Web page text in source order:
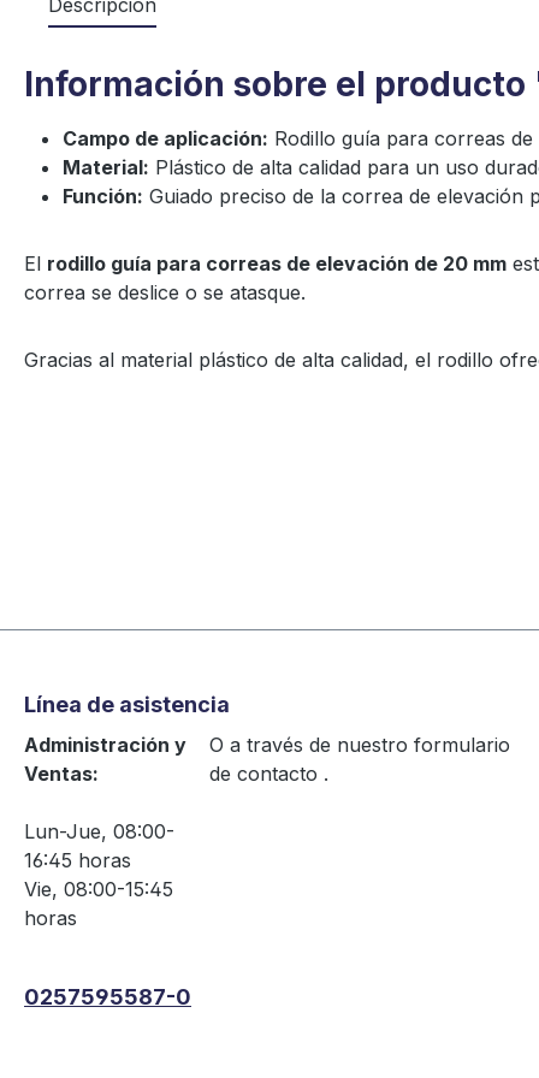
Descripción
Información sobre el
Campo de aplicación: Rodillo guía para correas
Material: Plástico de alta calidad para un uso
Función: Guiado preciso de la correa de elevación
El rodillo guía para correas de elevación de 20 mm
correa se deslice o se atasque.
Gracias al material plástico de alta calidad, el rodillo
Línea de asistencia
Administración y
Ventas:
Lun-Jue, 08:00-
16:45 horas
Vie, 08:00-15:45
horas
0257595587-0
O a través de nuestro formulario
de contacto .